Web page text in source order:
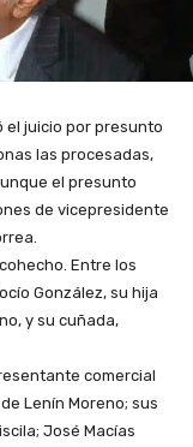
el juicio por presunto
las procesadas,
el presunto
de vicepresidente
Entre los
González, su hija
y su cuñada,
comercial
Lenín Moreno; sus
José Macías